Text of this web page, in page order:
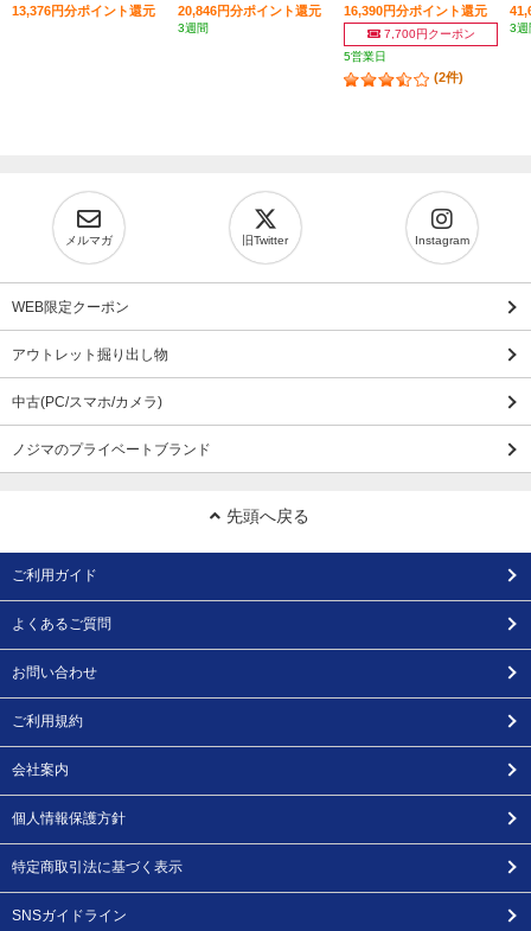
13,376円分ポイント還元 20,846円分ポイント還元
3週間
16,390円分ポイント還元
7,700円クーポン
5営業日
(2件)
3週
メルマガ 旧Twitter Instagram
WEB限定クーポン
アウトレット掘り出し物
中古(PC/スマホ/カメラ)
ノジマのプライベートブランド
先頭へ戻る
ご利用ガイド
よくあるご質問
お問い合わせ
ご利用規約
会社案内
個人情報保護方針
特定商取引法に基づく表示
SNSガイドライン